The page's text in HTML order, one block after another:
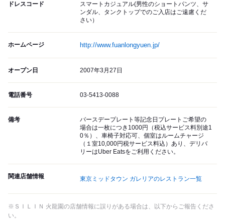
ドレスコード
スマートカジュアル(男性のショートパンツ、サ
ンダル、タンクトップでのご入店はご遠慮くだ
さい）
ホームページ http://www.fuanlongyuen.jp/
オープン日 2007年3月27日
電話番号 03-5413-0088
備考
バースデープレート等記念日プレートご希望の
場合は一枚につき1000円（税込サービス料別途1
0％）、車椅子対応可、個室はルームチャージ
（１室10,000円税サービス料込）あり、デリバ
リーはUber Eatsをご利用ください。
関連店舗情報 東京ミッドタウン ガレリアのレストラン一覧
※ＳＩＬＩＮ 火龍園の店舗情報に誤りがある場合は、以下からご報告くださ
い。